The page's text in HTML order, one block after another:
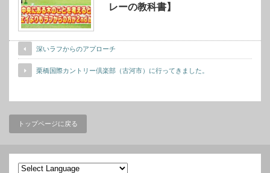
レーの教科書】
深いラフからのアプローチ
栗橋国際カントリー倶楽部（古河市）に行ってきました。
トップページに戻る